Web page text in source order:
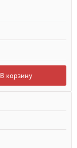
В корзину